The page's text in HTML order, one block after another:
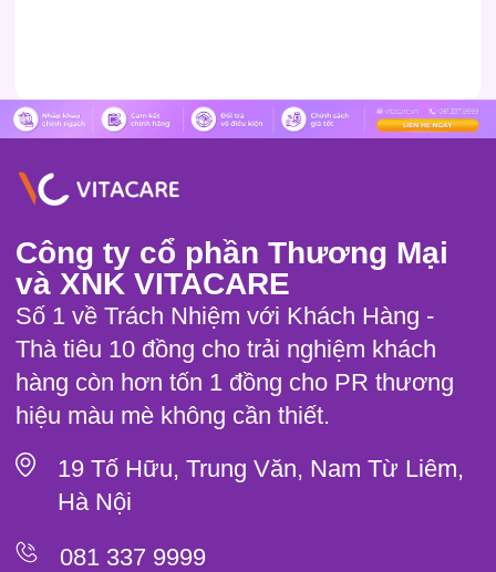
Công ty cổ phần Thương Mại
và XNK VITACARE
Số 1 về Trách Nhiệm với Khách Hàng -
Thà tiêu 10 đồng cho trải nghiệm khách
hàng còn hơn tốn 1 đồng cho PR thương
hiệu màu mè không cần thiết.
19 Tố Hữu, Trung Văn, Nam Từ Liêm,
Hà Nội
081 337 9999